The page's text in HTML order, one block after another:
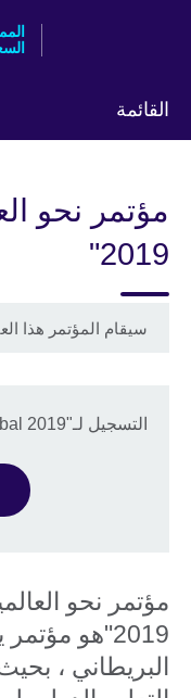
القائمة
2019"
سيقام المؤتمر هذا
التسجيل لـ"Going Global 2019" مفتوح الآن
2019"هو
البريطاني ،